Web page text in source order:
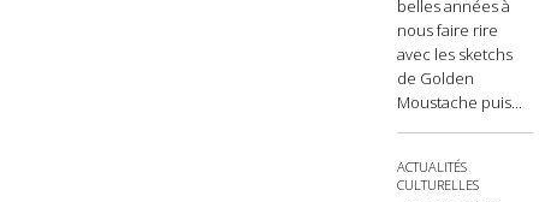
belles années à
nous faire rire
avec les sketchs
de Golden
Moustache puis...
ACTUALITÉS
CULTURELLES